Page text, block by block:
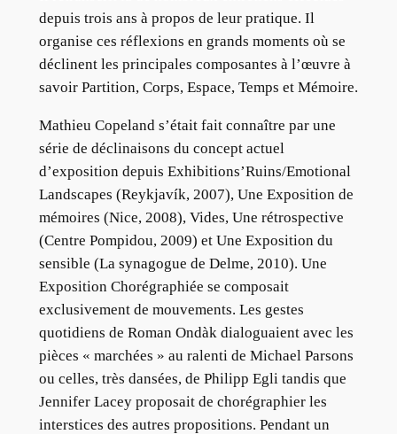
depuis trois ans à propos de leur pratique. Il
organise ces réflexions en grands moments où se
déclinent les principales composantes à l’œuvre à
savoir Partition, Corps, Espace, Temps et Mémoire.
Mathieu Copeland s’était fait connaître par une
série de déclinaisons du concept actuel
d’exposition depuis Exhibitions’Ruins/Emotional
Landscapes (Reykjavík, 2007), Une Exposition de
mémoires (Nice, 2008), Vides, Une rétrospective
(Centre Pompidou, 2009) et Une Exposition du
sensible (La synagogue de Delme, 2010). Une
Exposition Chorégraphiée se composait
exclusivement de mouvements. Les gestes
quotidiens de Roman Ondàk dialoguaient avec les
pièces « marchées » au ralenti de Michael Parsons
ou celles, très dansées, de Philipp Egli tandis que
Jennifer Lacey proposait de chorégraphier les
interstices des autres propositions. Pendant un